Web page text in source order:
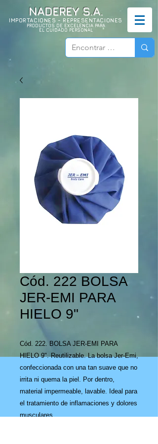
NADEREY S.A.
IMPORTACIONES - REPRESENTACIONES
PRODUCTOS DE EXCELENCIA PARA
EL CUIDADO PERSONAL
Cód. 222 BOLSA
JER-EMI PARA
HIELO 9"
Cód. 222. BOLSA JER-EMI PARA
HIELO 9". Reutilizable. La bolsa Jer-Emi,
confeccionada con una tan suave que no
irrita ni quema la piel. Por dentro,
material impermeable, lavable. Ideal para
el tratamiento de inflamaciones y dolores
musculares.